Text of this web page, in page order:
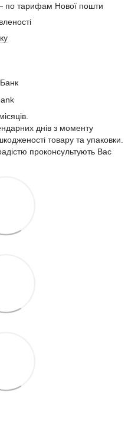
по тарифам Нової пошти
днів з моменту
товару та упаковки.
проконсультують Вас